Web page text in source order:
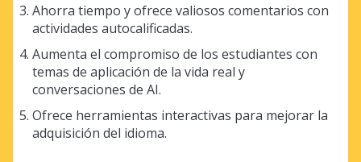
Ahorra tiempo y ofrece valiosos comentarios con
actividades autocalificadas.
Aumenta el compromiso de los estudiantes con
temas de aplicación de la vida real y
conversaciones de AI.
Ofrece herramientas interactivas para mejorar la
adquisición del idioma.